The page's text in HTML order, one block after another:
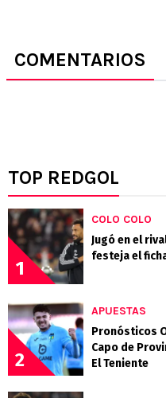
COMENTARIOS
TOP REDGOL
1
COLO COLO
Jugó en el
festeja el
2
APUESTAS
Pronósticos
Capo de
El Teniente